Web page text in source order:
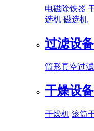
电磁除铁器
选机 磁选机
过滤设备
筒形真空过
干燥设备
干燥机 滚筒